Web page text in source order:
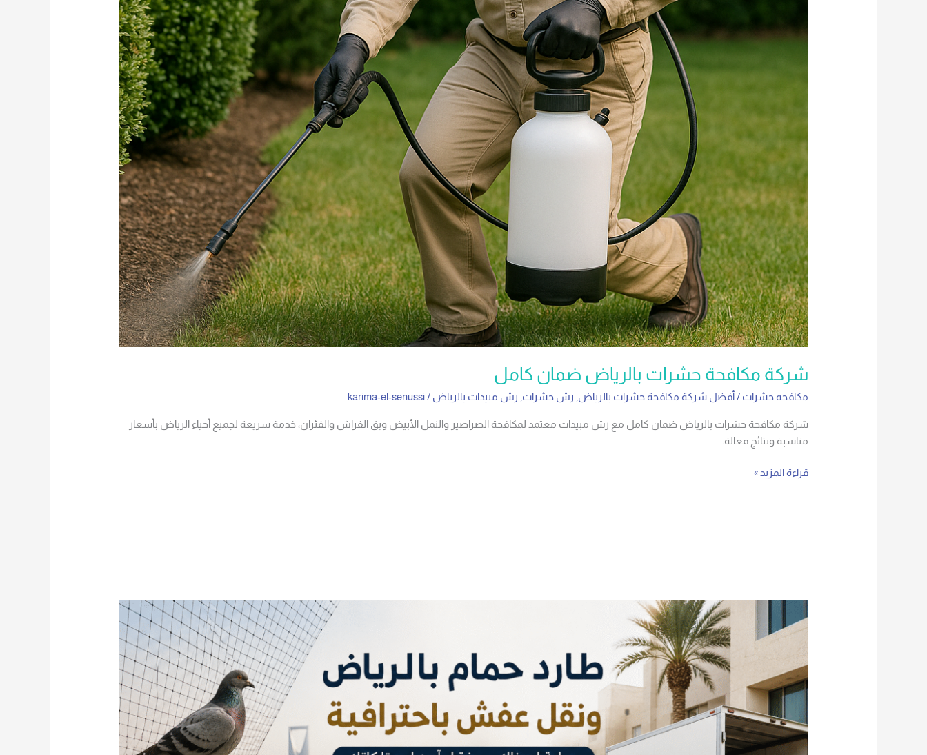
شركة مكافحة حشرات بالرياض ضمان كامل
مكافحه حشرات /أفضل شركة مكافحة حشرات بالرياض رش حشرات رش مبيدات بالرياض /
karima-el-senussi
شركة مكافحة حشرات بالرياض ضمان كامل مع رش مبيدات معتمد لمكافحة الصراصير والنمل الأبيض وبق الفراش والفئران، خدمة سريعة لجميع أحياء الرياض بأسعار
مناسبة ونتائج فعالة.
قراءة المزيد »
طارد
حمام
بالرياض
ونقل
عفش
بأمان
وسرعة